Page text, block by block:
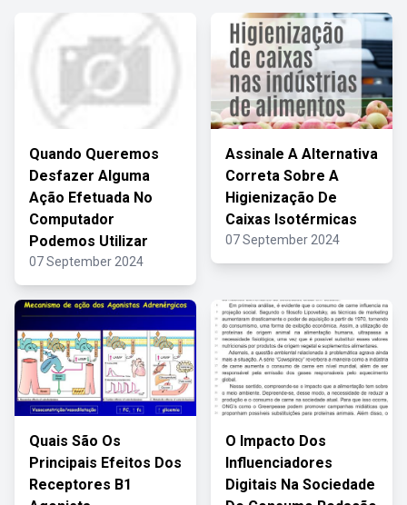
Quando Queremos
Desfazer Alguma
Ação Efetuada No
Computador
Podemos Utilizar
07 September 2024
Assinale A Alternativa
Correta Sobre A
Higienização De
Caixas Isotérmicas
07 September 2024
Quais São Os
Principais Efeitos Dos
Receptores B1
O Impacto Dos
Influenciadores
Digitais Na Sociedade